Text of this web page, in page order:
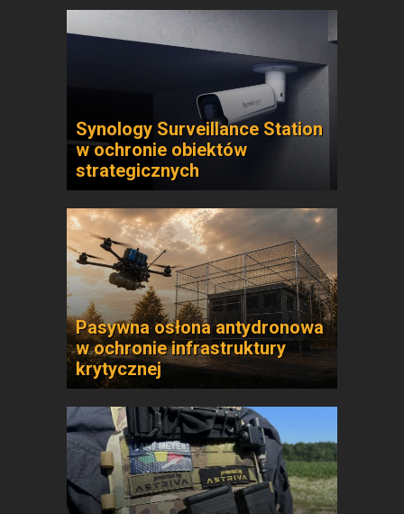
Synology Surveillance Station
w ochronie obiektów
strategicznych
Pasywna osłona antydronowa
w ochronie infrastruktury
krytycznej